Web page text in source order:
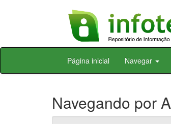
Skip
Página inicial Navegar
Navegando por